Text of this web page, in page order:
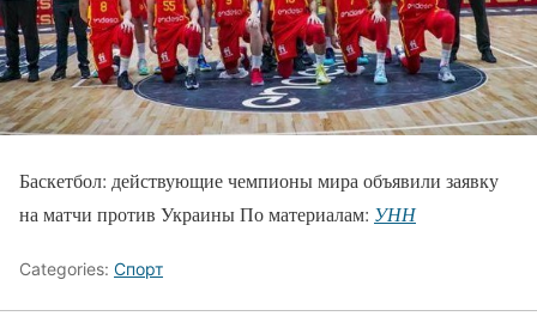
Баскетбол: действующие чемпионы мира объявили заявку
на матчи против Украины По материалам: УНН
Categories: Спорт